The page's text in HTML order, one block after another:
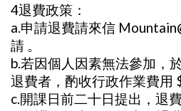
4退費政策：
a.申請退費請來信
請 。
b.若因個人因素無法參加，
退費者，酌收行政作業費用
c.開課日前二十日提出，退費